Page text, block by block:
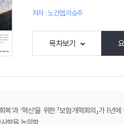
저자 : 노건엽,이승주
목차보기
복’과 ‘혁신’을 위한 「보험개혁회의」가